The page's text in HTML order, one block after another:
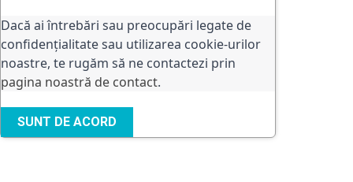
Dacă ai întrebări sau preocupări legate de
confidențialitate sau utilizarea cookie-urilor
noastre, te rugăm să ne contactezi prin
pagina noastră de contact.
SUNT DE ACORD